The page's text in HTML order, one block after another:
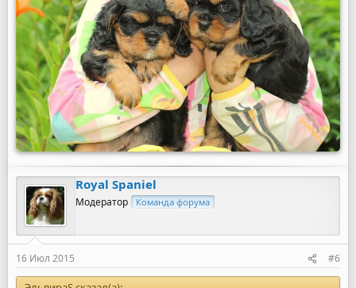
Royal Spaniel
Модератор Команда форума
16 Июл 2015 #6